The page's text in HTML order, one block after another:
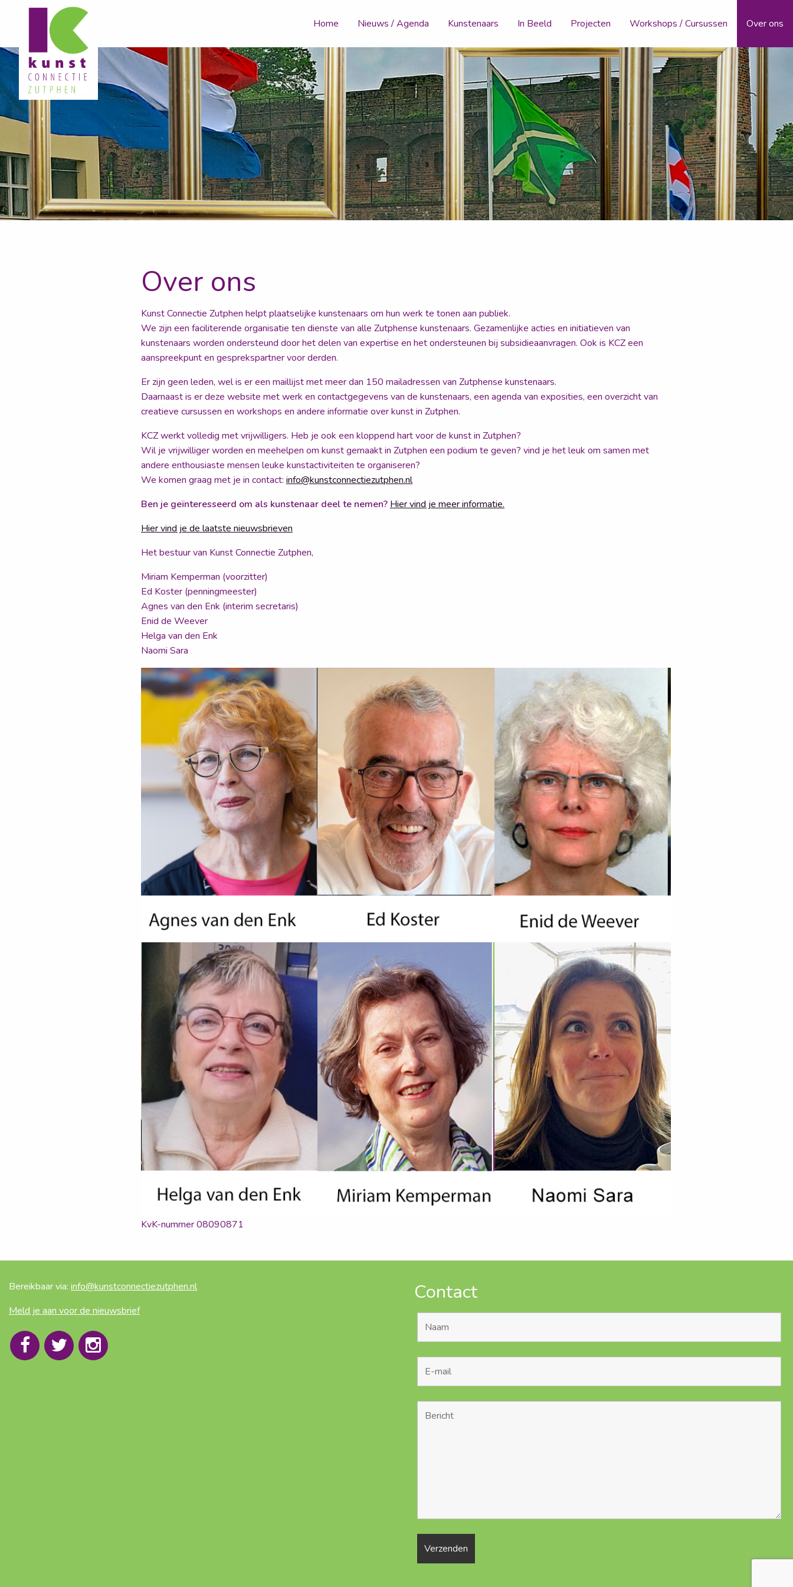
Home Nieuws / Agenda Kunstenaars In Beeld Projecten Workshops / Cursussen Over ons
Over ons
Kunst Connectie Zutphen helpt plaatselijke kunstenaars om hun werk te tonen aan publiek.
We zijn een faciliterende organisatie ten dienste van alle Zutphense kunstenaars. Gezamenlijke acties en initiatieven van
kunstenaars worden ondersteund door het delen van expertise en het ondersteunen bij subsidieaanvragen. Ook is KCZ een
aanspreekpunt en gesprekspartner voor derden.
Er zijn geen leden, wel is er een maillijst met meer dan 150 mailadressen van Zutphense kunstenaars.
Daarnaast is er deze website met werk en contactgegevens van de kunstenaars, een agenda van exposities, een overzicht van
creatieve cursussen en workshops en andere informatie over kunst in Zutphen.
KCZ werkt volledig met vrijwilligers. Heb je ook een kloppend hart voor de kunst in Zutphen?
Wil je vrijwilliger worden en meehelpen om kunst gemaakt in Zutphen een podium te geven? vind je het leuk om samen met
andere enthousiaste mensen leuke kunstactiviteiten te organiseren?
We komen graag met je in contact: info@kunstconnectiezutphen.nl
Ben je geïnteresseerd om als kunstenaar deel te nemen? Hier vind je meer informatie.
Hier vind je de laatste nieuwsbrieven
Het bestuur van Kunst Connectie Zutphen,
Miriam Kemperman (voorzitter)
Ed Koster (penningmeester)
Agnes van den Enk (interim secretaris)
Enid de Weever
Helga van den Enk
Naomi Sara
KvK-nummer 08090871
Bereikbaar via: info@kunstconnectiezutphen.nl
Meld je aan voor de nieuwsbrief
Contact